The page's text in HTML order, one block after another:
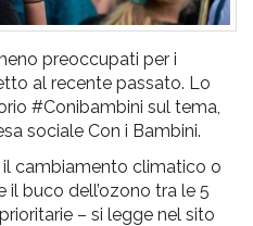
preoccupati per i
al recente passato. Lo
#Conibambini sul tema,
sociale Con i Bambini.
cambiamento climatico o
il buco dell’ozono tra le 5
– si legge nel sito